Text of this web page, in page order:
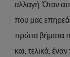
αλλαγή. Όταν
που μας
πρώτα βήματα
και, τελικά,